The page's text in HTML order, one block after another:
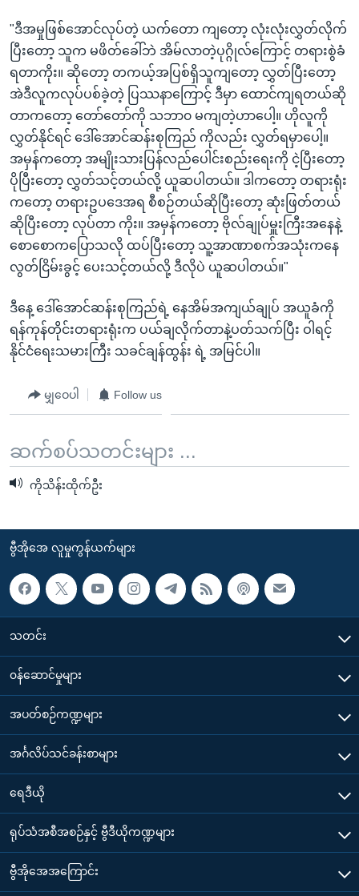
"ဒီအမှုဖြစ်အောင်လုပ်တဲ့ ယက်တော ကျတော့ လုံးလုံးလွှတ်လိုက်
ပြီးတော့ သူက မဖိတ်ခေါ်ဘဲ အိမ်လာတဲ့ပုဂ္ဂိုလ်ကြောင့် တရားစွဲခံ
ရတာကိုး။ ဆိုတော့ တကယ့်အပြစ်ရှိသူကျတော့ လွှတ်ပြီးတော့
အဲဒီလူကလုပ်ပစ်ခဲ့တဲ့ ပြဿနာကြောင့် ဒီမှာ ထောင်ကျရတယ်ဆို
တာကတော့ တော်တော်ကို သဘာ၀ မကျတဲ့ဟာပေါ့။ ဟိုလူကို
လွှတ်နိုင်ရင် ဒေါ်အောင်ဆန်းစုကြည် ကိုလည်း လွှတ်ရမှာပေါ့။
အမှန်ကတော့ အမျိုးသားပြန်လည်ပေါင်းစည်းရေးကို ငဲ့ပြီးတော့
ပိုပြီးတော့ လွှတ်သင့်တယ်လို့ ယူဆပါတယ်။ ဒါကတော့ တရားရုံး
ကတော့ တရားဥပဒေအရ စီစဉ်တယ်ဆိုပြီးတော့ ဆုံးဖြတ်တယ်
ဆိုပြီးတော့ လုပ်တာ ကိုး။ အမှန်ကတော့ ဗိုလ်ချုပ်မှူးကြီးအနေနဲ့
စောစောကပြောသလို ထပ်ပြီးတော့ သူ့အာဏာစက်အသုံးကနေ
လွတ်ငြိမ်းခွင့် ပေးသင့်တယ်လို့ ဒီလိုပဲ ယူဆပါတယ်။"
ဒီနေ့ ဒေါ်အောင်ဆန်းစုကြည်ရဲ့ နေအိမ်အကျယ်ချုပ် အယူခံကို
ရန်ကုန်တိုင်းတရားရုံးက ပယ်ချလိုက်တာနဲ့ပတ်သက်ပြီး ဝါရင့်
နိုင်ငံရေးသမားကြီး သခင်ချန်ထွန်း ရဲ့ အမြင်ပါ။
မျှဝေပါ Follow us
ဆက်စပ်သတင်းများ ...
ကိုသိန်းထိုက်ဦး
ဗွီအိုအေ လူမှုကွန်ယက်များ
သတင်း
၀န်ဆောင်မှုများ
အပတ်စဉ်ကဏ္ဍများ
အင်္ဂလိပ်သင်ခန်းစာများ
ရေဒီယို
ရုပ်သံအစီအစဉ်နှင့် ဗွီဒီယိုကဏ္ဍများ
ဗွီအိုအေအကြောင်း